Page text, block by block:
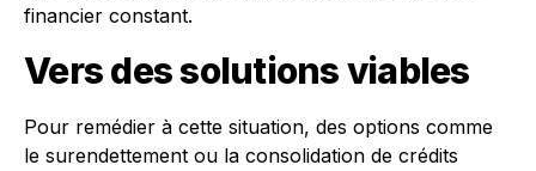
financier constant.
Vers des solutions viables
Pour remédier à cette situation, des options comme
le surendettement ou la consolidation de crédits